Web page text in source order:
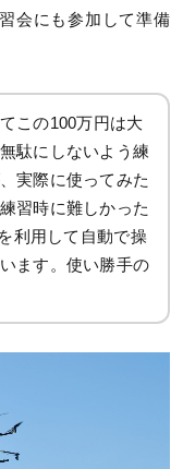
会にも参加して準備
この100万円は大
駄にしないよう練
実際に使ってみた
習時に難しかった
利用して自動で操
ます。使い勝手の